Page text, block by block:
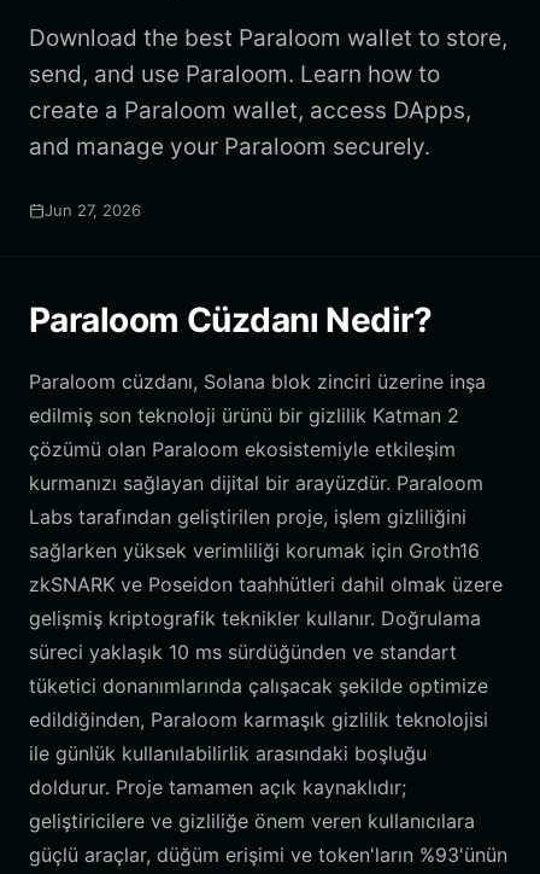
Download the best Paraloom wallet to store,
send, and use Paraloom. Learn how to
create a Paraloom wallet, access DApps,
and manage your Paraloom securely.
Jun 27, 2026
Paraloom Cüzdanı Nedir?
Paraloom cüzdanı, Solana blok zinciri üzerine inşa
edilmiş son teknoloji ürünü bir gizlilik Katman 2
çözümü olan Paraloom ekosistemiyle etkileşim
kurmanızı sağlayan dijital bir arayüzdür. Paraloom
Labs tarafından geliştirilen proje, işlem gizliliğini
sağlarken yüksek verimliliği korumak için Groth16
zkSNARK ve Poseidon taahhütleri dahil olmak üzere
gelişmiş kriptografik teknikler kullanır. Doğrulama
süreci yaklaşık 10 ms sürdüğünden ve standart
tüketici donanımlarında çalışacak şekilde optimize
edildiğinden, Paraloom karmaşık gizlilik teknolojisi
ile günlük kullanılabilirlik arasındaki boşluğu
doldurur. Proje tamamen açık kaynaklıdır;
geliştiricilere ve gizliliğe önem veren kullanıcılara
güçlü araçlar, düğüm erişimi ve token'ların %93'ünün